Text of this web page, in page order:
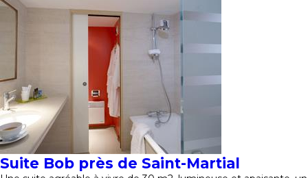
Suite Bob près de Saint-Martial